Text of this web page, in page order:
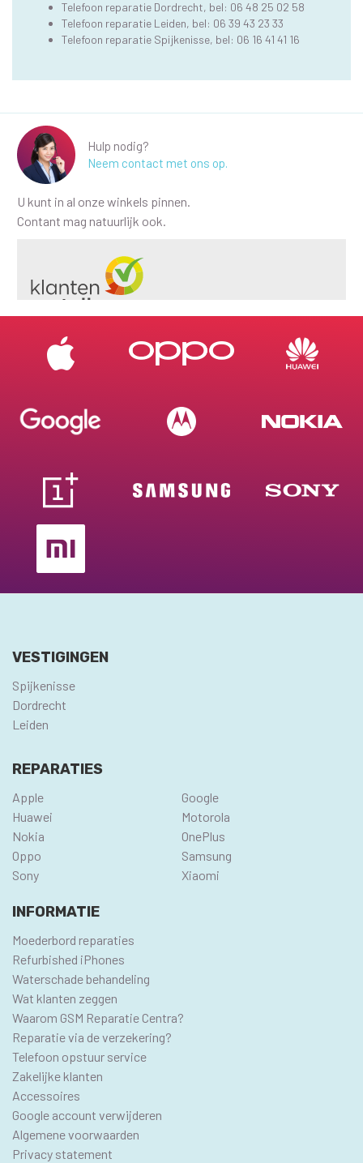
Telefoon reparatie Dordrecht, bel: 06 48 25 02 58
Telefoon reparatie Leiden, bel: 06 39 43 23 33
Telefoon reparatie Spijkenisse, bel: 06 16 41 41 16
Hulp nodig?
Neem contact met ons op.
U kunt in al onze winkels pinnen.
Contant mag natuurlijk ook.
VESTIGINGEN
Spijkenisse
Dordrecht
Leiden
REPARATIES
Apple
Google
Huawei
Motorola
Nokia
OnePlus
Oppo
Samsung
Sony
Xiaomi
INFORMATIE
Moederbord reparaties
Refurbished iPhones
Waterschade behandeling
Wat klanten zeggen
Waarom GSM Reparatie Centra?
Reparatie via de verzekering?
Telefoon opstuur service
Zakelijke klanten
Accessoires
Google account verwijderen
Algemene voorwaarden
Privacy statement